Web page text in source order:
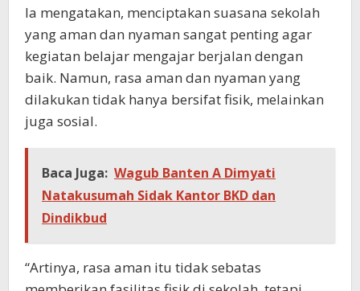
Ia mengatakan, menciptakan suasana sekolah
yang aman dan nyaman sangat penting agar
kegiatan belajar mengajar berjalan dengan
baik. Namun, rasa aman dan nyaman yang
dilakukan tidak hanya bersifat fisik, melainkan
juga sosial.
Baca Juga: Wagub Banten A Dimyati
Natakusumah Sidak Kantor BKD dan
Dindikbud
“Artinya, rasa aman itu tidak sebatas